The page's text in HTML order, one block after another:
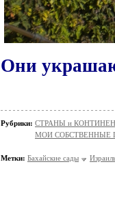
Они
Рубрики: СТРАНЫ и
МОИ СОБСТВЕННЫЕ
Метки: Бахайские сады